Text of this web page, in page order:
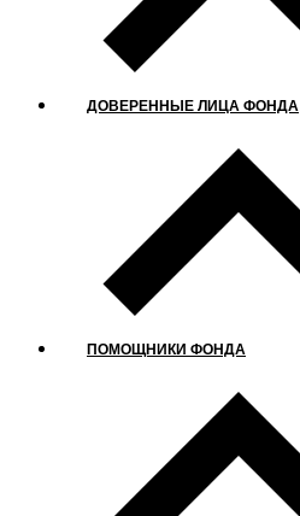
ДОВЕРЕННЫЕ ЛИЦА ФОНДА
ПОМОЩНИКИ ФОНДА